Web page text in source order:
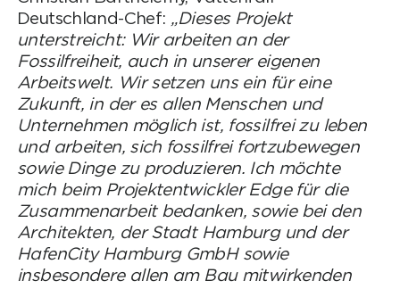
Deutschland-Chef: „Dieses Projekt
unterstreicht: Wir arbeiten an der
Fossilfreiheit, auch in unserer eigenen
Arbeitswelt. Wir setzen uns ein für eine
Zukunft, in der es allen Menschen und
Unternehmen möglich ist, fossilfrei zu leben
und arbeiten, sich fossilfrei fortzubewegen
sowie Dinge zu produzieren. Ich möchte
mich beim Projektentwickler Edge für die
Zusammenarbeit bedanken, sowie bei den
Architekten, der Stadt Hamburg und der
HafenCity Hamburg GmbH sowie
insbesondere allen am Bau mitwirkenden